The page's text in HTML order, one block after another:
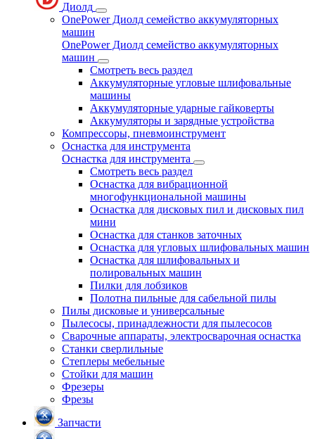
Диолд
OnePower Диолд семейство аккумуляторных
машин
OnePower Диолд семейство аккумуляторных
машин
Смотреть весь раздел
Аккумуляторные угловые шлифовальные
машины
Аккумуляторные ударные гайковерты
Аккумуляторы и зарядные устройства
Компрессоры, пневмоинструмент
Оснастка для инструмента
Оснастка для инструмента
Смотреть весь раздел
Оснастка для вибрационной
многофункциональной машины
Оснастка для дисковых пил и дисковых пил
мини
Оснастка для станков заточных
Оснастка для угловых шлифовальных машин
Оснастка для шлифовальных и
полировальных машин
Пилки для лобзиков
Полотна пильные для сабельной пилы
Пилы дисковые и универсальные
Пылесосы, принадлежности для пылесосов
Сварочные аппараты, электросварочная оснастка
Станки сверлильные
Степлеры мебельные
Стойки для машин
Фрезеры
Фрезы
Запчасти